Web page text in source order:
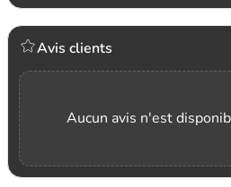
Avis clients
Aucun avis n'est